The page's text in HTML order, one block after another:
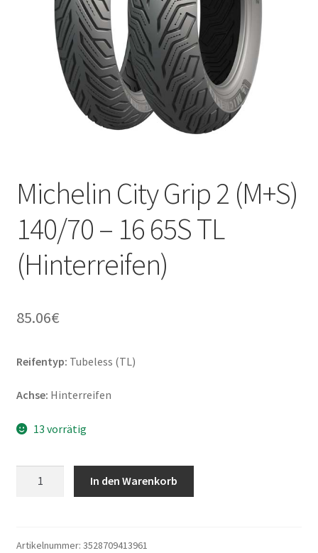
Michelin City Grip 2 (M+S)
140/70 – 16 65S TL
(Hinterreifen)
85.06€
Reifentyp: Tubeless (TL)
Achse: Hinterreifen
13 vorrätig
(M+S)
In den Warenkorb
Artikelnummer: 3528709413961